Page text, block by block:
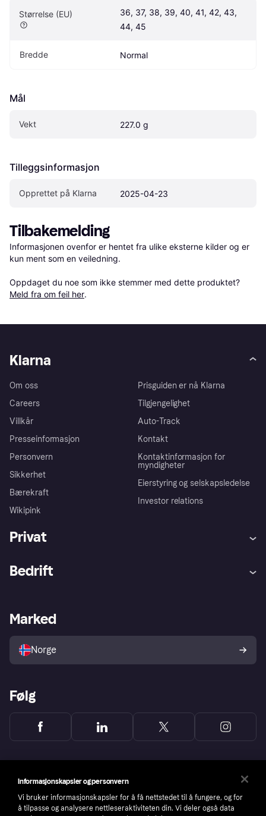
Størrelse (EU)
36, 37, 38, 39, 40, 41, 42, 43,
44, 45
Bredde Normal
Mål
Vekt 227.0 g
Tilleggsinformasjon
Opprettet på Klarna 2025-04-23
Tilbakemelding
Informasjonen ovenfor er hentet fra ulike eksterne kilder og er
kun ment som en veiledning.
Oppdaget du noe som ikke stemmer med dette produktet?
Meld fra om feil her.
Klarna
Om oss
Careers
Villkår
Presseinformasjon
Personvern
Sikkerhet
Bærekraft
Wikipink
Prisguiden er nå Klarna
Tilgjengelighet
Auto-Track
Kontakt
Kontaktinformasjon for
myndigheter
Eierstyring og selskapsledelse
Investor relations
Privat
Utforsk butikker
Bedrift
Merchant portal
Marked
Norge
Følg
Informasjonskapsler og personvern
Vi bruker informasjonskapsler for å få nettstedet til å fungere, og for
å tilpasse og analysere nettleseraktiviteten din. Vi deler også data